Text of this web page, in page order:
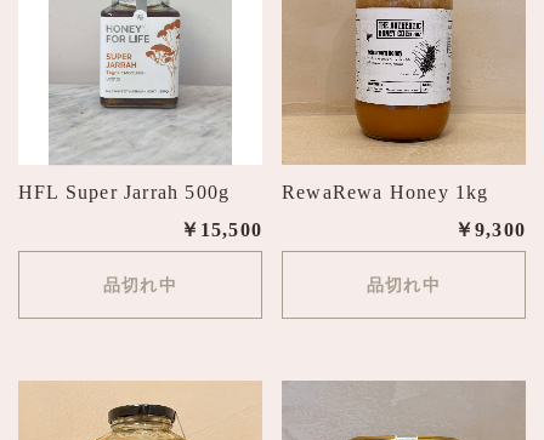
HFL Super Jarrah 500g
￥15,500
品切れ中
RewaRewa Honey 1kg
￥9,300
品切れ中